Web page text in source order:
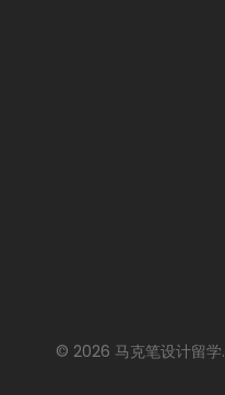
© 2026 马克笔设计留学.